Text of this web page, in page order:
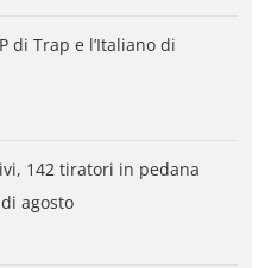
di Trap e l’Italiano di
142 tiratori in pedana
agosto